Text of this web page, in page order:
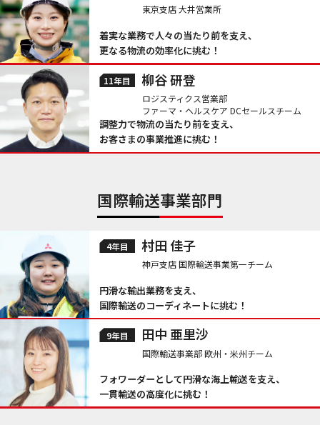
東京支店 大井営業所
着実な業務で人々の当たり前を支え、
更なる物流の効率化に挑む！
11年目 柳谷 研登
ロジスティクス営業部
ファーマ・ヘルスケア DCセールスチーム
調整力で物流の当たり前を支え、
お客さまの事業推進に挑む！
国際輸送事業部門
4年目 村田 佳子
神戸支店 国際輸送事業第一チーム
円滑な輸出業務を支え、
国際輸送のコーディネートに挑む！
9年目 田中 亜里沙
国際輸送事業部 欧州・米州チーム
フォワーダーとして円滑な海上輸送を支え、
一貫輸送の高度化に挑む！